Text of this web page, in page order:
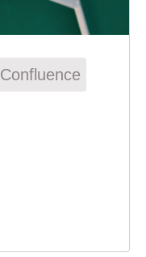
Confluence